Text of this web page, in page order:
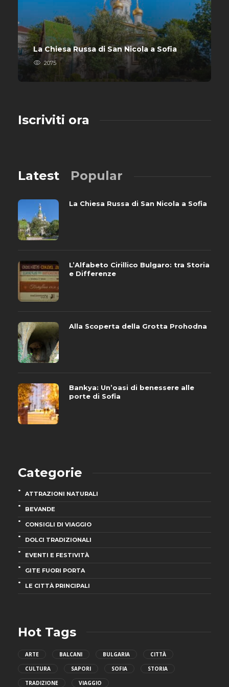
La Chiesa Russa di San Nicola a Sofia
2075
Iscriviti ora
Latest Popular
La Chiesa Russa di San Nicola a Sofia
L’Alfabeto Cirillico Bulgaro: tra Storia
e Differenze
Alla Scoperta della Grotta Prohodna
Bankya: Un’oasi di benessere alle
porte di Sofia
Categorie
ATTRAZIONI NATURALI
BEVANDE
CONSIGLI DI VIAGGIO
DOLCI TRADIZIONALI
EVENTI E FESTIVITÀ
GITE FUORI PORTA
LE CITTÀ PRINCIPALI
Hot Tags
ARTE BALCANI BULGARIA
CITTÀ
CULTURA
SAPORI SOFIA
STORIA
TRADIZIONE
VIAGGIO